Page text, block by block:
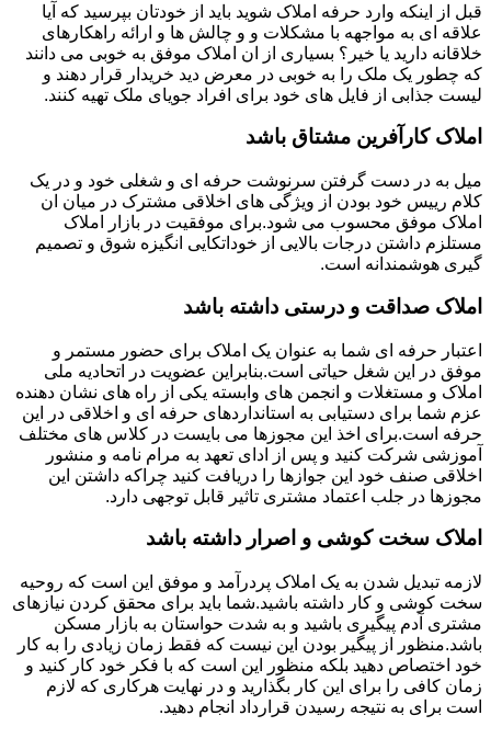
قبل از اینکه وارد حرفه املاک شوید باید از خودتان بپرسید که آیا
علاقه ای به مواجهه با مشکلات و و چالش ها و ارائه راهکارهای
خلاقانه دارید یا خیر؟ بسیاری از ان املاک موفق به خوبی می دانند
که چطور یک ملک را به خوبی در معرض دید خریدار قرار دهند و
لیست جذابی از فایل های خود برای افراد جویای ملک تهیه کنند.
املاک کارآفرین مشتاق باشد
میل به در دست گرفتن سرنوشت حرفه ای و شغلی خود و در یک
کلام رییس خود بودن از ویژگی های اخلاقی مشترک در میان ان
املاک موفق محسوب می شود.برای موفقیت در بازار املاک
مستلزم داشتن درجات بالایی از خوداتکایی انگیزه شوق و تصمیم
گیری هوشمندانه است.
املاک صداقت و درستی داشته باشد
اعتبار حرفه ای شما به عنوان یک املاک برای حضور مستمر و
موفق در این شغل حیاتی است.بنابراین عضویت در اتحادیه ملی
املاک و مستغلات و انجمن های وابسته یکی از راه های نشان دهنده
عزم شما برای دستیابی به استانداردهای حرفه ای و اخلاقی در این
حرفه است.برای اخذ این مجوزها می بایست در کلاس های مختلف
آموزشی شرکت کنید و پس از ادای تعهد به مرام نامه و منشور
اخلاقی صنف خود این جوازها را دریافت کنید چراکه داشتن این
مجوزها در جلب اعتماد مشتری تاثیر قابل توجهی دارد.
املاک سخت کوشی و اصرار داشته باشد
لازمه تبدیل شدن به یک املاک پردرآمد و موفق این است که روحیه
سخت کوشی و کار داشته باشید.شما باید برای محقق کردن نیازهای
مشتری آدم پیگیری باشید و به شدت حواستان به بازار مسکن
باشد.منظور از پیگیر بودن این نیست که فقط زمان زیادی را به کار
خود اختصاص دهید بلکه منظور این است که با فکر خود کار کنید و
زمان کافی را برای این کار بگذارید و در نهایت هرکاری که لازم
است برای به نتیجه رسیدن قرارداد انجام دهید.